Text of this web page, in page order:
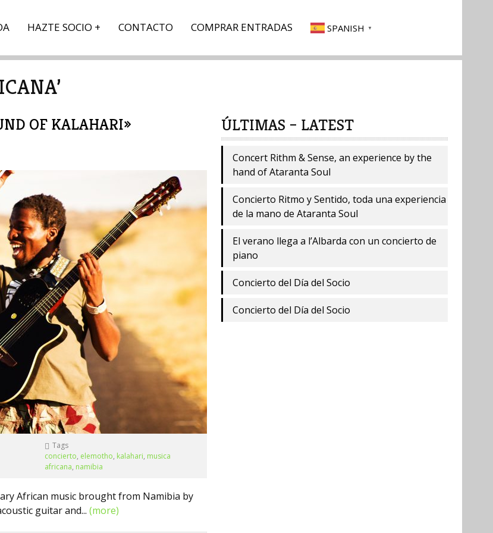
HAZTE SOCIO CONTACTO COMPRAR ENTRADAS SPANISH ▼
OF KALAHARI»
Tags
concierto, elemotho, kalahari, musica
africana, namibia
African music brought from Namibia by
guitar and... (more)
ÚLTIMAS – LATEST
Concert Rithm & Sense, an experience by the
hand of Ataranta Soul
Concierto Ritmo y Sentido, toda una experiencia
de la mano de Ataranta Soul
El verano llega a l’Albarda con un concierto de
piano
Concierto del Día del Socio
Concierto del Día del Socio